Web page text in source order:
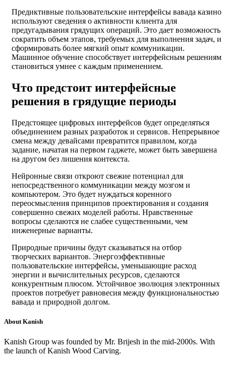
Предиктивные пользовательские интерфейсы вавада казино
используют сведения о активности клиента для
предугадывания грядущих операций. Это дает возможность
сократить объем этапов, требуемых для выполнения задач, и
сформировать более мягкий опыт коммуникации.
Машинное обучение способствует интерфейсным решениям
становиться умнее с каждым применением.
Что предстоит интерфейсные
решения в грядущие периоды
Предстоящее цифровых интерфейсов будет определяться
объединением разных разработок и сервисов. Непрерывное
смена между девайсами превратится правилом, когда
задание, начатая на первом гаджете, может быть завершена
на другом без лишения контекста.
Нейронные связи откроют свежие потенциал для
непосредственного коммуникации между мозгом и
компьютером. Это будет нуждаться коренного
переосмысления принципов проектирования и создания
совершенно свежих моделей работы. Нравственные
вопросы сделаются не слабее существенными, чем
инженерные варианты.
Природные причины будут сказываться на отбор
творческих вариантов. Энергоэффективные
пользовательские интерфейсы, уменьшающие расход
энергии и вычислительных ресурсов, сделаются
конкурентным плюсом. Устойчивое эволюция электронных
проектов потребует равновесия между функциональностью
вавада и природной долгом.
About Kanish
Kanish Group was founded by Mr. Brijesh in the mid-2000s. With
the launch of Kanish Wood Carving.